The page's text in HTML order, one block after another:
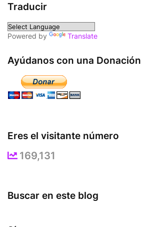
Traducir
Powered by Translate
Ayúdanos con una Donación
Eres el visitante número
169,131
Buscar en este blog